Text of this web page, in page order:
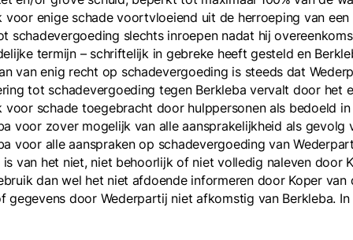
voor enige schade voortvloeiend uit de herroeping van een
schadevergoeding slechts inroepen nadat hij
termijn – schriftelijk in gebreke heeft gesteld en
van enig recht op schadevergoeding is steeds dat
tot schadevergoeding tegen Berkleba vervalt door
voor schade toegebracht door hulppersonen als bedoeld in
voor zover mogelijk van alle aansprakelijkheid als
voor alle aanspraken op schadevergoeding van
van het niet, niet behoorlijk of niet volledig naleven
dan wel het niet afdoende informeren door Koper
gegevens door Wederpartij niet afkomstig van Berkleba.